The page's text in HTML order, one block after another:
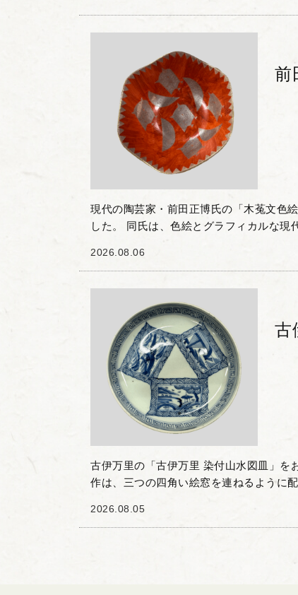
前
現代の陶芸家・前田正博氏の「木菟文色
した。 同氏は、色絵とグラフィカルな現
品で、朱赤の地色...
2026.08.06
古
古伊万里の「古伊万里 染付山水図皿」を
作は、三つの四角い絵窓を連ねるように
いで細やかに描...
2026.08.05